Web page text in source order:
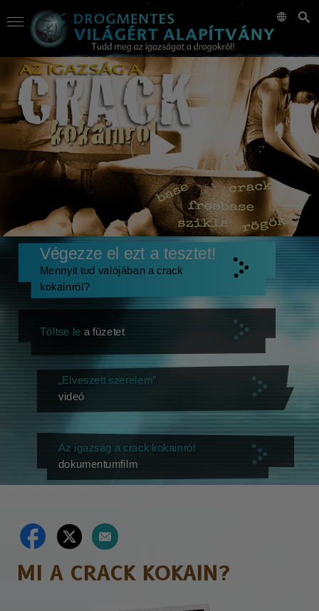
Végezze el ezt a tesztet!
Mennyit tud valójában a crack
kokainról?
Töltse le a füzetet
„Elveszett szerelem”
videó
Az igazság a crack kokainról
dokumentumfilm
MI A CRACK KOKAIN?